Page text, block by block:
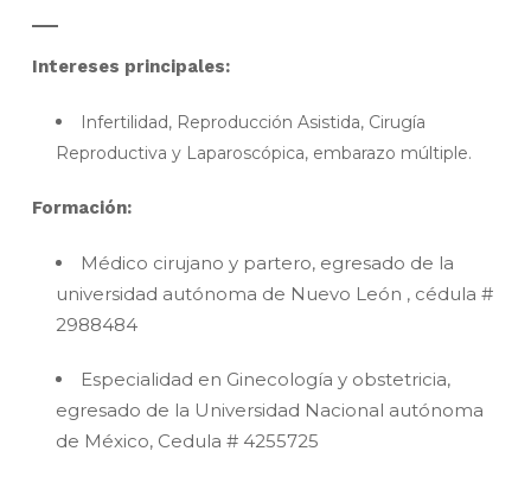
Intereses principales:
Infertilidad, Reproducción Asistida, Cirugía
Reproductiva y Laparoscópica, embarazo múltiple.
Formación:
Médico cirujano y partero, egresado de la
universidad autónoma de Nuevo León , cédula #
2988484
Especialidad en Ginecología y obstetricia,
egresado de la Universidad Nacional autónoma
de México, Cedula # 4255725